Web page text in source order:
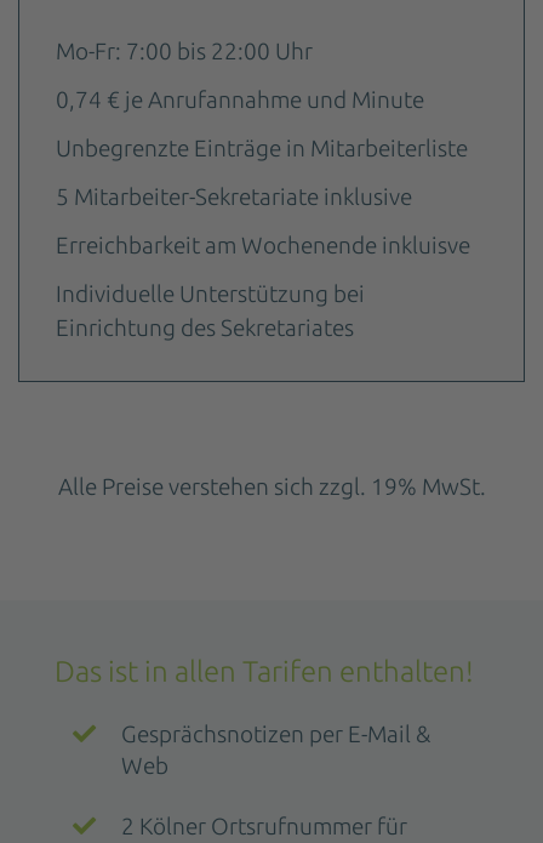
Mo-Fr: 7:00 bis 22:00 Uhr
0,74 € je Anrufannahme und Minute
Unbegrenzte Einträge in Mitarbeiterliste
5 Mitarbeiter-Sekretariate inklusive
Erreichbarkeit am Wochenende inkluisve
Individuelle Unterstützung bei
Einrichtung des Sekretariates
Alle Preise verstehen sich zzgl. 19% MwSt.
Gesprächsnotizen per E-Mail &
Web
2 Kölner Ortsrufnummer für
Das ist in allen Tarifen enthalten!